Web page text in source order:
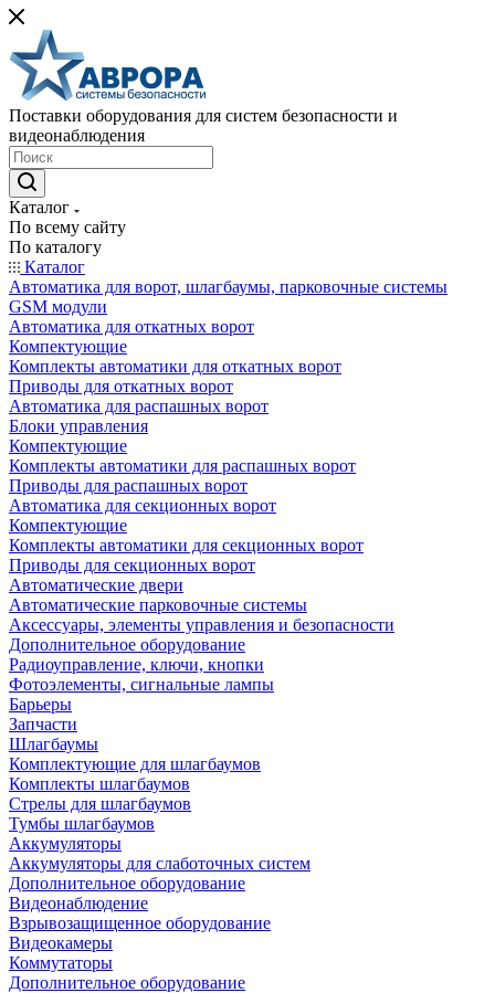
Поставки оборудования для систем безопасности и
видеонаблюдения
Каталог
По всему сайту
По каталогу
Каталог
Автоматика для ворот, шлагбаумы, парковочные системы
GSM модули
Автоматика для откатных ворот
Компектующие
Комплекты автоматики для откатных ворот
Приводы для откатных ворот
Автоматика для распашных ворот
Блоки управления
Компектующие
Комплекты автоматики для распашных ворот
Приводы для распашных ворот
Автоматика для секционных ворот
Компектующие
Комплекты автоматики для секционных ворот
Приводы для секционных ворот
Автоматические двери
Автоматические парковочные системы
Аксессуары, элементы управления и безопасности
Дополнительное оборудование
Радиоуправление, ключи, кнопки
Фотоэлементы, сигнальные лампы
Барьеры
Запчасти
Шлагбаумы
Комплектующие для шлагбаумов
Комплекты шлагбаумов
Стрелы для шлагбаумов
Тумбы шлагбаумов
Аккумуляторы
Аккумуляторы для слаботочных систем
Дополнительное оборудование
Видеонаблюдение
Взрывозащищенное оборудование
Видеокамеры
Коммутаторы
Дополнительное оборудование